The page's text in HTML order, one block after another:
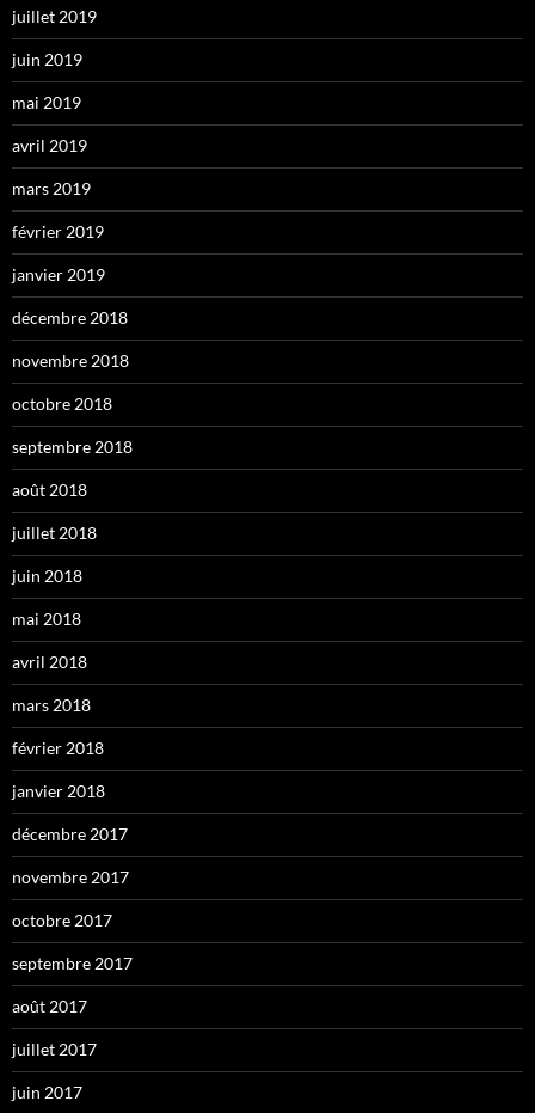
juillet 2019
juin 2019
mai 2019
avril 2019
mars 2019
février 2019
janvier 2019
décembre 2018
novembre 2018
octobre 2018
septembre 2018
août 2018
juillet 2018
juin 2018
mai 2018
avril 2018
mars 2018
février 2018
janvier 2018
décembre 2017
novembre 2017
octobre 2017
septembre 2017
août 2017
juillet 2017
juin 2017